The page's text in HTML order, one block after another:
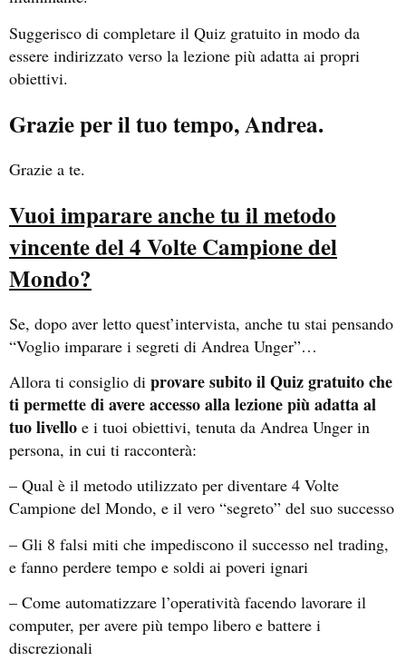
Suggerisco di completare il Quiz gratuito in modo da
essere indirizzato verso la lezione più adatta ai propri
obiettivi.
Grazie per il tuo tempo, Andrea.
Grazie a te.
Vuoi imparare anche tu il metodo
vincente del 4 Volte Campione del
Mondo?
Se, dopo aver letto quest’intervista, anche tu stai pensando
“Voglio imparare i segreti di Andrea Unger”…
Allora ti consiglio di provare subito il Quiz gratuito che
ti permette di avere accesso alla lezione più adatta al
tuo livello e i tuoi obiettivi, tenuta da Andrea Unger in
persona, in cui ti racconterà:
– Qual è il metodo utilizzato per diventare 4 Volte
Campione del Mondo, e il vero “segreto” del suo successo
– Gli 8 falsi miti che impediscono il successo nel trading,
e fanno perdere tempo e soldi ai poveri ignari
– Come automatizzare l’operatività facendo lavorare il
computer, per avere più tempo libero e battere i
discrezionali